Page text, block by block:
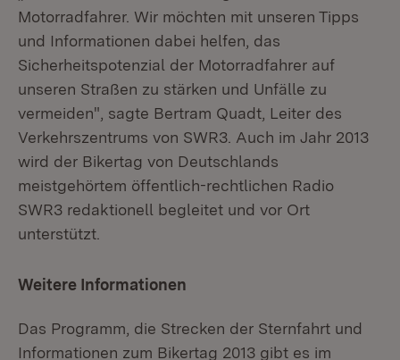
Motorradfahrer. Wir möchten mit unseren Tipps
und Informationen dabei helfen, das
Sicherheitspotenzial der Motorradfahrer auf
unseren Straßen zu stärken und Unfälle zu
vermeiden", sagte Bertram Quadt, Leiter des
Verkehrszentrums von SWR3. Auch im Jahr 2013
wird der Bikertag von Deutschlands
meistgehörtem öffentlich-rechtlichen Radio
SWR3 redaktionell begleitet und vor Ort
unterstützt.
Weitere Informationen
Das Programm, die Strecken der Sternfahrt und
Informationen zum Bikertag 2013 gibt es im